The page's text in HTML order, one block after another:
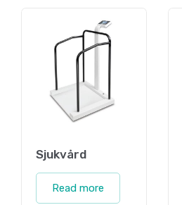
Sjukvård
Read more